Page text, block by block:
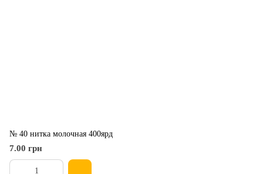
№ 40 нитка молочная 400ярд
7.00 грн